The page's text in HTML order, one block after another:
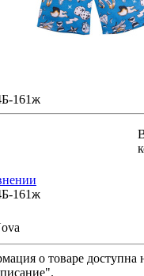
161ж
161ж
о товаре доступна